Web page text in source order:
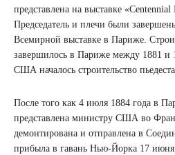
представлена ​​на выставке
Председатель и плечи были
Всемирной выставке в Париже.
завершилось в Париже между 1881 и
США началось строительство
После того как 4 июля 1884 года в
представлена ​​министру США во
демонтирована и отправлена ​​в
прибыла в гавань Нью-Йорка 17